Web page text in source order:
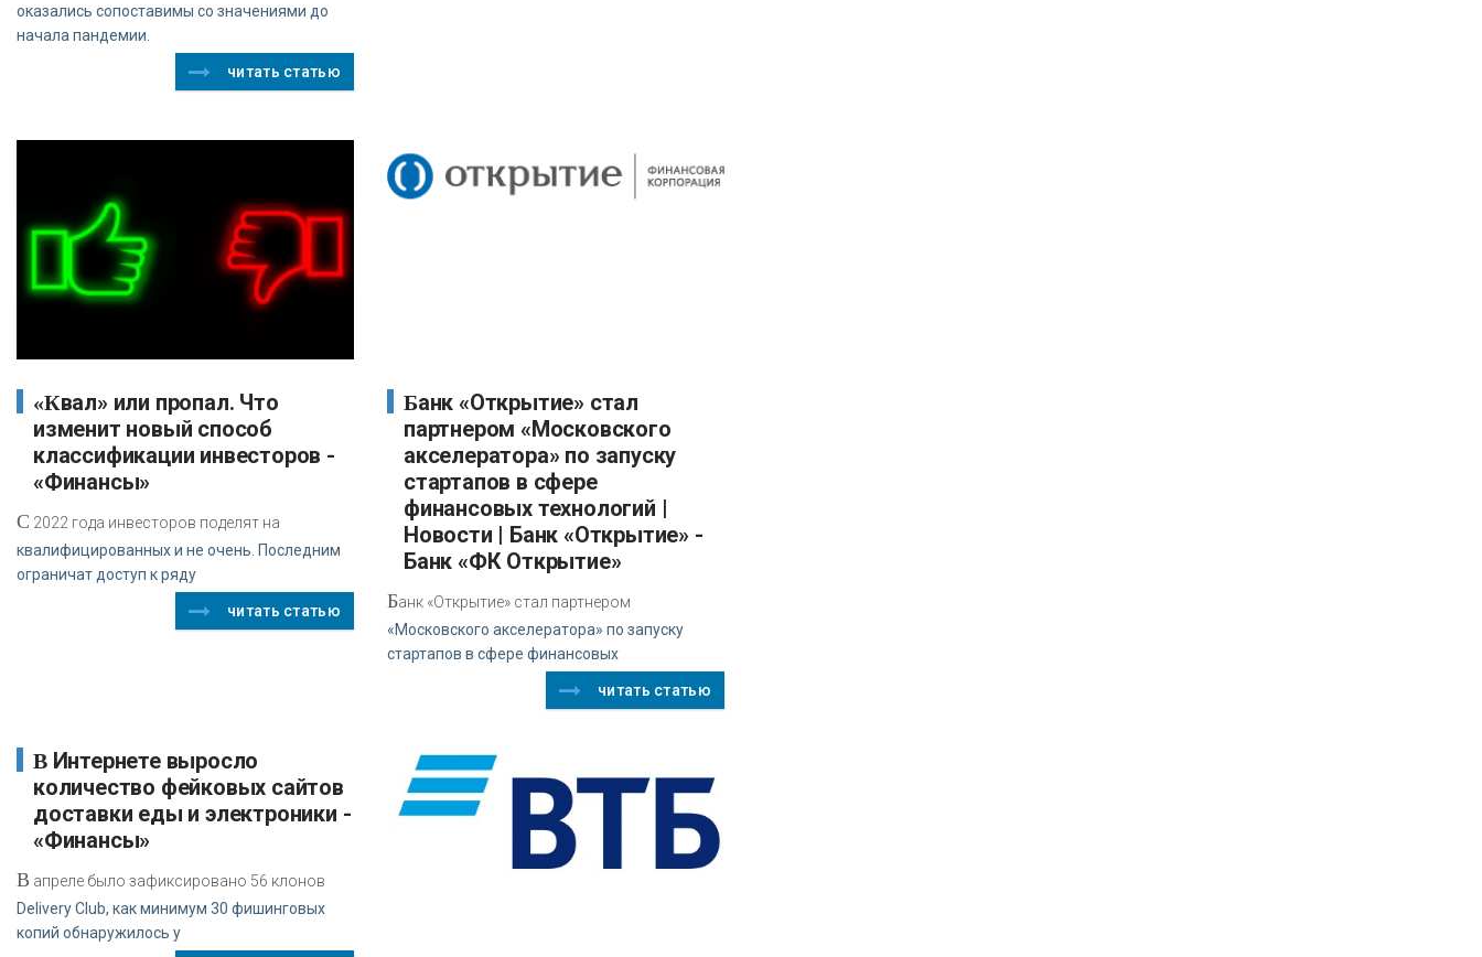
оказались сопоставимы со значениями до
начала пандемии.
читать статью
«Квал» или пропал. Что
изменит новый способ
классификации инвесторов -
«Финансы»
С 2022 года инвесторов поделят на
квалифицированных и не очень. Последним
ограничат доступ к ряду
читать статью
Банк «Открытие» стал
партнером «Московского
акселератора» по запуску
стартапов в сфере
финансовых технологий |
Новости | Банк «Открытие» -
Банк «ФК Открытие»
Банк «Открытие» стал партнером
«Московского акселератора» по запуску
стартапов в сфере финансовых
читать статью
В Интернете выросло
количество фейковых сайтов
доставки еды и электроники -
«Финансы»
В апреле было зафиксировано 56 клонов
Delivery Club, как минимум 30 фишинговых
копий обнаружилось у